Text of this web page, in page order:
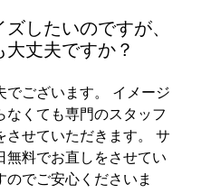
したいのですが、
大丈夫ですか？
でございます。 イメージ
なくても専門のスタッフ
させていただきます。 サ
無料でお直しをさせてい
のでご安心くださいま